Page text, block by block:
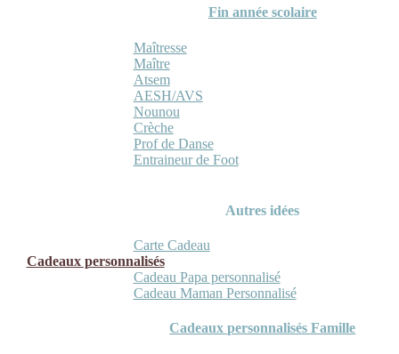
Fin année scolaire
Maîtresse
Maître
Atsem
AESH/AVS
Nounou
Crèche
Prof de Danse
Entraineur de Foot
Autres idées
Carte Cadeau
Cadeaux personnalisés
Cadeau Papa personnalisé
Cadeau Maman Personnalisé
Cadeaux personnalisés Famille